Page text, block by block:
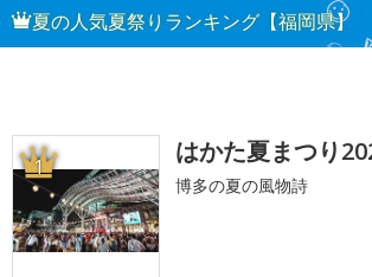
夏の人気夏祭りランキング【福岡県】
1 はかた夏まつり
博多の夏の風物詩